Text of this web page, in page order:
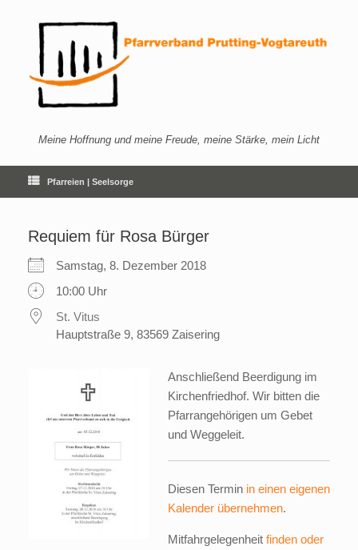
Meine Hoffnung und meine Freude, meine Stärke, mein Licht
Pfarreien | Seelsorge
Requiem für Rosa Bürger
Samstag, 8. Dezember 2018
10:00 Uhr
St. Vitus
Hauptstraße 9, 83569 Zaisering
Anschließend Beerdigung im
Kirchenfriedhof. Wir bitten die
Pfarrangehörigen um Gebet
und Weggeleit.
Diesen Termin in einen eigenen
Kalender übernehmen.
Mitfahrgelegenheit finden oder